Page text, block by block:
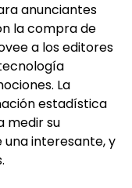
anunciantes
la compra de
a los editores
La
estadística
medir su
una interesante, y